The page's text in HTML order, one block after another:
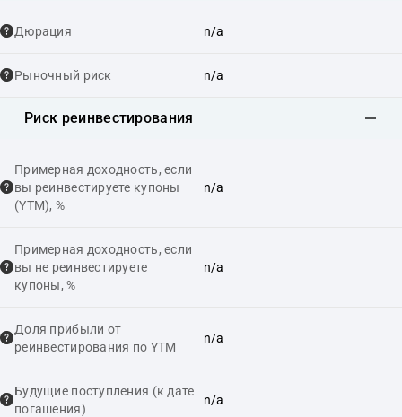
Дюрация n/a
Рыночный риск n/a
Риск реинвестирования
Примерная доходность, если
вы реинвестируете купоны
(YTM), %
n/a
Примерная доходность, если
вы не реинвестируете
купоны, %
n/a
Доля прибыли от
реинвестирования по YTM
n/a
Будущие поступления (к дате
погашения)
n/a